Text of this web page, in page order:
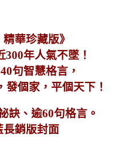
華珍藏版》
年人氣不墜！
智慧格言，
個家，平個天下！
、逾60句格言。
銷版封面